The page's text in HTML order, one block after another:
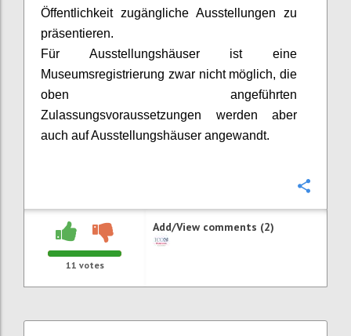
Öffentlichkeit zugängliche Ausstellungen zu
präsentieren.
Für Ausstellungshäuser ist eine
Museumsregistrierung zwar nicht möglich, die
oben angeführten
Zulassungsvoraussetzungen werden aber
auch auf Ausstellungshäuser angewandt.
11 votes
Add/View comments (2)